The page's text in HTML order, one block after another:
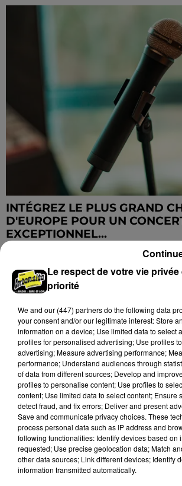
INTÉGREZ LE PLUS GRAND
D'EUROPE POUR UN
EXCEPTIONNEL...
COUNTRY ET SHOW
VERNOUILLET PLAGE
Le respect de votre vie
priorité
We and our (447) partnersdo the following data
your consent and/or our legitimate interest: Store
information on a device; Use limited data to select
profiles for personalised advertising; Use profiles
advertising; Measure advertising performance;
performance; Understand audiences through
of data from different sources; Develop and
profiles to personalise content; Use profiles to
content; Use limited data to select content; Ensure
detect fraud, and fix errors; Deliver and present
Save and communicate privacy choices. These
process personal data such as IP address and
following functionalities: Identify devices based on
requested; Use precise geolocation data; Match
other data sources; Link different devices; Identify
information transmitted automatically.